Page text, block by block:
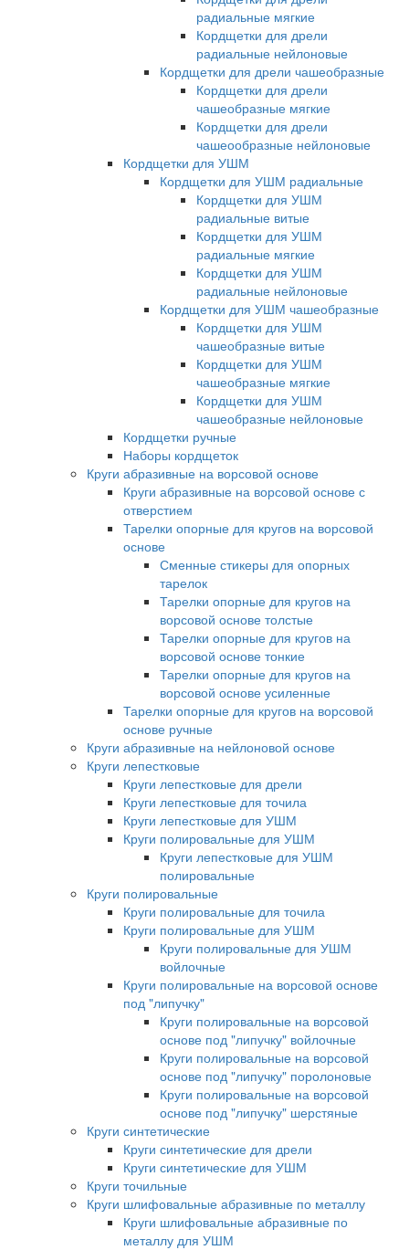
радиальные мягкие
Кордщетки для дрели
радиальные нейлоновые
Кордщетки для дрели чашеобразные
Кордщетки для дрели
чашеобразные мягкие
Кордщетки для дрели
чашеообразные нейлоновые
Кордщетки для УШМ
Кордщетки для УШМ радиальные
Кордщетки для УШМ
радиальные витые
Кордщетки для УШМ
радиальные мягкие
Кордщетки для УШМ
радиальные нейлоновые
Кордщетки для УШМ чашеобразные
Кордщетки для УШМ
чашеобразные витые
Кордщетки для УШМ
чашеобразные мягкие
Кордщетки для УШМ
чашеобразные нейлоновые
Кордщетки ручные
Наборы кордщеток
Круги абразивные на ворсовой основе
Круги абразивные на ворсовой основе с
отверстием
Тарелки опорные для кругов на ворсовой
основе
Сменные стикеры для опорных
тарелок
Тарелки опорные для кругов на
ворсовой основе толстые
Тарелки опорные для кругов на
ворсовой основе тонкие
Тарелки опорные для кругов на
ворсовой основе усиленные
Тарелки опорные для кругов на ворсовой
основе ручные
Круги абразивные на нейлоновой основе
Круги лепестковые
Круги лепестковые для дрели
Круги лепестковые для точила
Круги лепестковые для УШМ
Круги полировальные для УШМ
Круги лепестковые для УШМ
полировальные
Круги полировальные
Круги полировальные для точила
Круги полировальные для УШМ
Круги полировальные для УШМ
войлочные
Круги полировальные на ворсовой основе
под "липучку"
Круги полировальные на ворсовой
основе под "липучку" войлочные
Круги полировальные на ворсовой
основе под "липучку" поролоновые
Круги полировальные на ворсовой
основе под "липучку" шерстяные
Круги синтетические
Круги синтетические для дрели
Круги синтетические для УШМ
Круги точильные
Круги шлифовальные абразивные по металлу
Круги шлифовальные абразивные по
металлу для УШМ